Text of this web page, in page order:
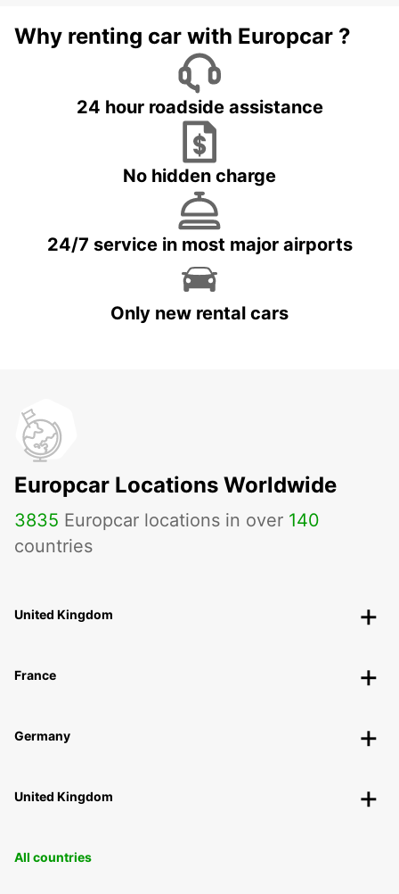
Why renting car with Europcar ?
24 hour roadside assistance
No hidden charge
24/7 service in most major airports
Only new rental cars
Europcar Locations Worldwide
3835 Europcar locations in over 140
countries
United Kingdom
France
Germany
United Kingdom
All countries